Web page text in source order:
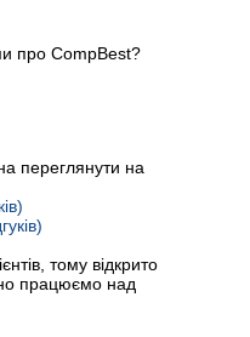
про CompBest?
переглянути на
тому відкрито
працюємо над